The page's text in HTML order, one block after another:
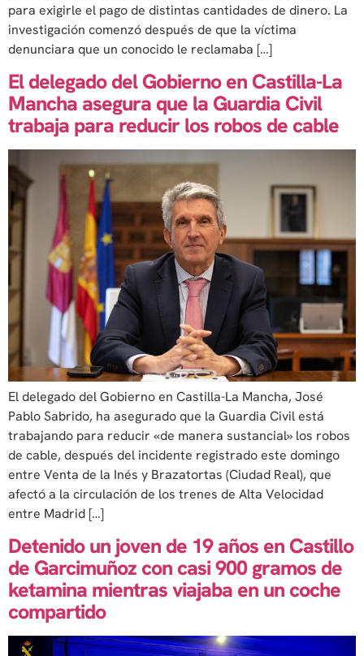
para exigirle el pago de distintas cantidades de dinero. La
investigación comenzó después de que la víctima
denunciara que un conocido le reclamaba […]
El delegado del Gobierno en Castilla-La
Mancha asegura que la Guardia Civil
trabaja para reducir los robos de cable
El delegado del Gobierno en Castilla-La Mancha, José
Pablo Sabrido, ha asegurado que la Guardia Civil está
trabajando para reducir «de manera sustancial» los robos
de cable, después del incidente registrado este domingo
entre Venta de la Inés y Brazatortas (Ciudad Real), que
afectó a la circulación de los trenes de Alta Velocidad
entre Madrid […]
Detenido un joven de 19 años en Castillo
de Garcimuñoz con casi 900 gramos de
ketamina mientras viajaba en un coche
compartido